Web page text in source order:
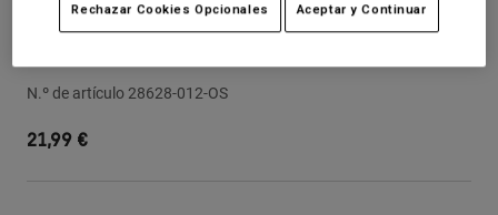
Gafas de protección
Calcetines
Calcetines
Mochilas y accesorios
Pantalones
Camisas
Ver todo
Camisetas
Botas
N.º de artículo 28628-012-OS
21,99 €
Rechazar Cookies Opcionales Aceptar y Continuar